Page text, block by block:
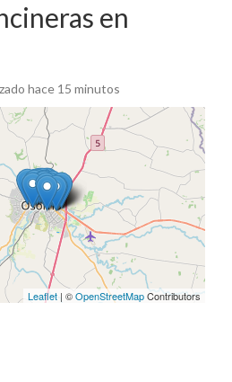
en
hace 15 minutos
Leaflet | ©OpenStreetMapContributors